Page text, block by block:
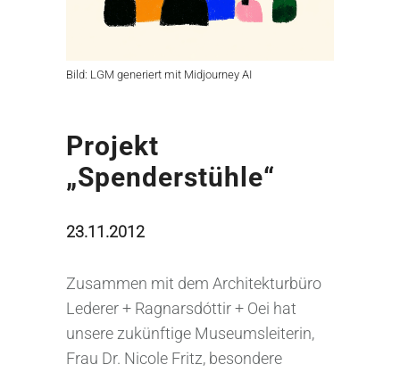
Bild: LGM generiert mit Midjourney AI
Projekt
„Spenderstühle“
23.11.2012
Zusammen mit dem Architekturbüro
Lederer + Ragnarsdóttir + Oei hat
unsere zukünftige Museumsleiterin,
Frau Dr. Nicole Fritz, besondere